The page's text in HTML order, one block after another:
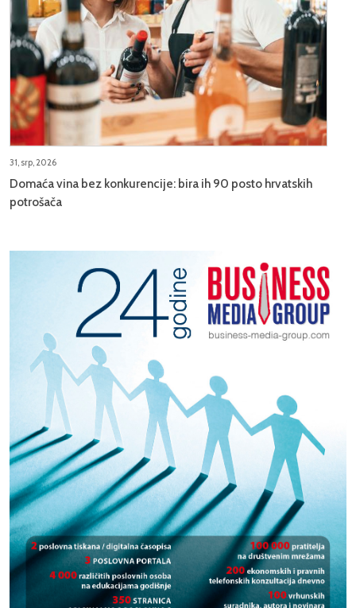
31, srp, 2026
Domaća vina bez konkurencije: bira ih 90 posto hrvatskih
potrošača